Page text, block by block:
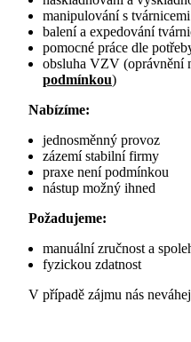
manipulování s tvárnicemi
balení a expedování
pomocné práce dle
obsluha VZV (oprávnění
podmínkou)
Nabízíme:
jednosměnný provoz
zázemí stabilní firmy
praxe není podmínkou
nástup možný ihned
Požadujeme:
manuální zručnost a
fyzickou zdatnost
V případě zájmu nás